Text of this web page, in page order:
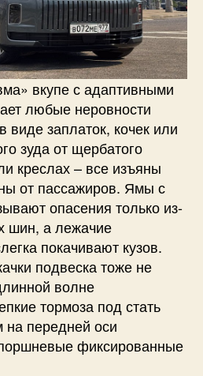
вкупе с адаптивными
любые неровности
виде заплаток, кочек или
зуда от щербатого
креслах – все изъяны
от пассажиров. Ямы с
опасения только из-
шин, а лежачие
покачивают кузов.
подвеска тоже не
волне
тормоза под стать
передней оси
фиксированные